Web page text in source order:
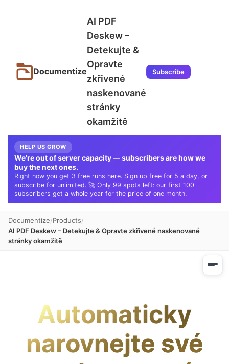
Documentize
AI PDF
Deskew –
Detekujte &
Opravte
zkřivené
naskenované
stránky
okamžitě
Subscribe
HELP US GROW
We're out of server capacity — subscribers are how we
buy the next ones.
Right now you get 3 free runs here. Sign up free for 5 a day, or
subscribe for unlimited. 🚀 Only 99 spots left: our first 100
subscribers get a whole year for the price of one month.
Documentize Products
AI PDF Deskew – Detekujte & Opravte zkřivené naskenované
stránky okamžitě
Automaticky
narovnejte své